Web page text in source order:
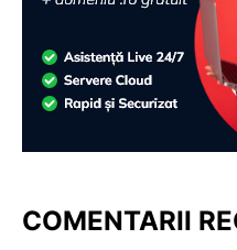
COMENTARII